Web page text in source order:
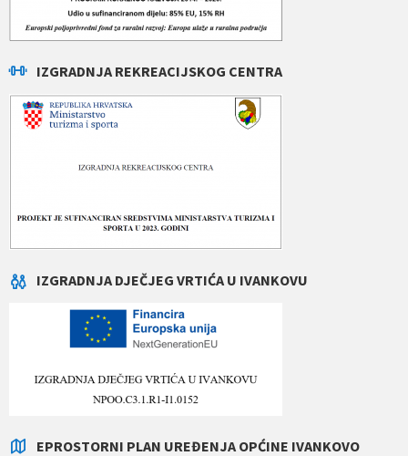
IZGRADNJA REKREACIJSKOG CENTRA
IZGRADNJA DJEČJEG VRTIĆA U IVANKOVU
EPROSTORNI PLAN UREĐENJA OPĆINE IVANKOVO